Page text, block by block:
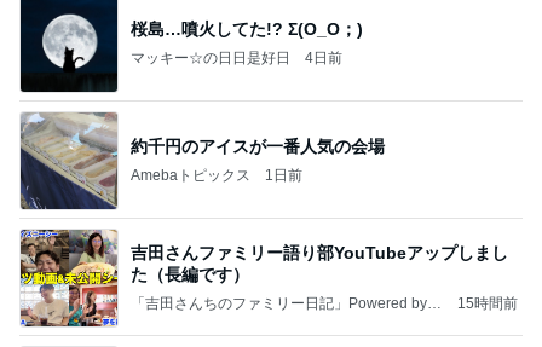
桜島…噴火してた!? Σ(O_O；)
マッキー☆の日日是好日 4日前
約千円のアイスが一番人気の会場
Amebaトピックス 1日前
吉田さんファミリー語り部YouTubeアップしまし
た（長編です）
「吉田さんちのファミリー日記」Powered by A
15時間前